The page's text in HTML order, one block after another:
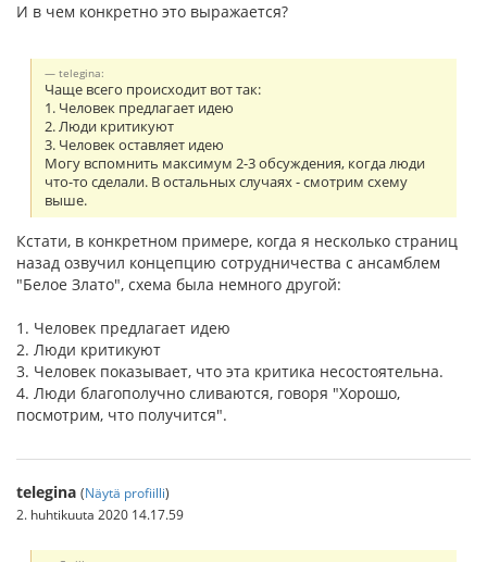
И в чем конкретно это выражается?
telegina:
Чаще всего происходит вот так:
1. Человек предлагает идею
2. Люди критикуют
3. Человек оставляет идею
Могу вспомнить максимум 2-3 обсуждения, когда люди
что-то сделали. В остальных случаях - смотрим схему
выше.
Кстати, в конкретном примере, когда я несколько страниц
назад озвучил концепцию сотрудничества с ансамблем
"Белое Злато", схема была немного другой:
1. Человек предлагает идею
2. Люди критикуют
3. Человек показывает, что эта критика несостоятельна.
4. Люди благополучно сливаются, говоря "Хорошо,
посмотрим, что получится".
telegina (Näytä profiilli)
2. huhtikuuta 2020 14.17.59